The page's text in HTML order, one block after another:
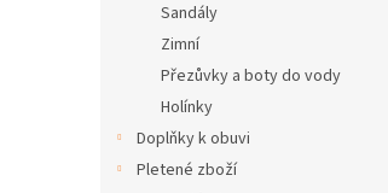
Sandály
Zimní
Přezůvky a boty do vody
Holínky
Doplňky k obuvi
Pletené zboží